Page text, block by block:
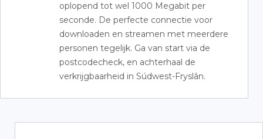
oplopend tot wel 1000 Megabit per
seconde. De perfecte connectie voor
downloaden en streamen met meerdere
personen tegelijk. Ga van start via de
postcodecheck, en achterhaal de
verkrijgbaarheid in Súdwest-Fryslân.